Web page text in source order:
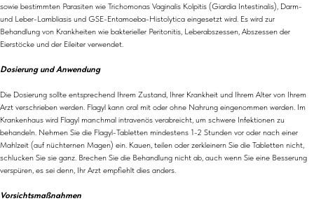
sowie bestimmten Parasiten wie Trichomonas Vaginalis Kolpitis (Giardia Intestinalis), Darm-
und Leber-Lambliasis und GSE-Entamoeba-Histolytica eingesetzt wird. Es wird zur
Behandlung von Krankheiten wie bakterieller Peritonitis, Leberabszessen, Abszessen der
Eierstöcke und der Eileiter verwendet.
Dosierung und Anwendung
Die Dosierung sollte entsprechend Ihrem Zustand, Ihrer Krankheit und Ihrem Alter von Ihrem
Arzt verschrieben werden. Flagyl kann oral mit oder ohne Nahrung eingenommen werden. Im
Krankenhaus wird Flagyl manchmal intravenös verabreicht, um schwere Infektionen zu
behandeln. Nehmen Sie die Flagyl-Tabletten mindestens 1-2 Stunden vor oder nach einer
Mahlzeit (auf nüchternen Magen) ein. Kauen, teilen oder zerkleinern Sie die Tabletten nicht,
schlucken Sie sie ganz. Brechen Sie die Behandlung nicht ab, auch wenn Sie eine Besserung
verspüren, es sei denn, Ihr Arzt empfiehlt dies anders.
Vorsichtsmaßnahmen